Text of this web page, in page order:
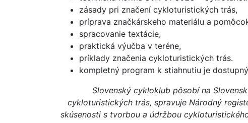
zásady pri značení cykloturistických trás,
príprava značkárskeho materiálu a
spracovanie textácie,
praktická výučba v teréne,
príklady značenia cykloturistických trás.
kompletný program k stiahnutiu je dostupný
Slovenský cykloklub pôsobí na
cykloturistických trás, spravuje Národný
skúsenosti s tvorbou a údržbou